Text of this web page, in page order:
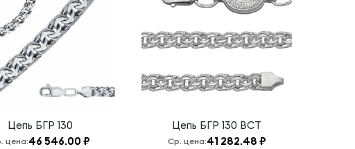
Цепь БГР 130
цена:46 546.00 ₽
Цепь БГР 130 ВСТ
Ср. цена:41 282.48 ₽